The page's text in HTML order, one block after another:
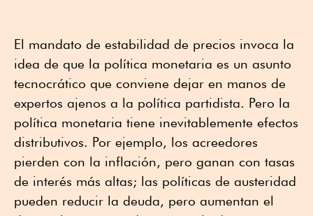
El mandato de estabilidad de precios invoca la
idea de que la política monetaria es un asunto
tecnocrático que conviene dejar en manos de
expertos ajenos a la política partidista. Pero la
política monetaria tiene inevitablemente efectos
distributivos. Por ejemplo, los acreedores
pierden con la inflación, pero ganan con tasas
de interés más altas; las políticas de austeridad
pueden reducir la deuda, pero aumentan el